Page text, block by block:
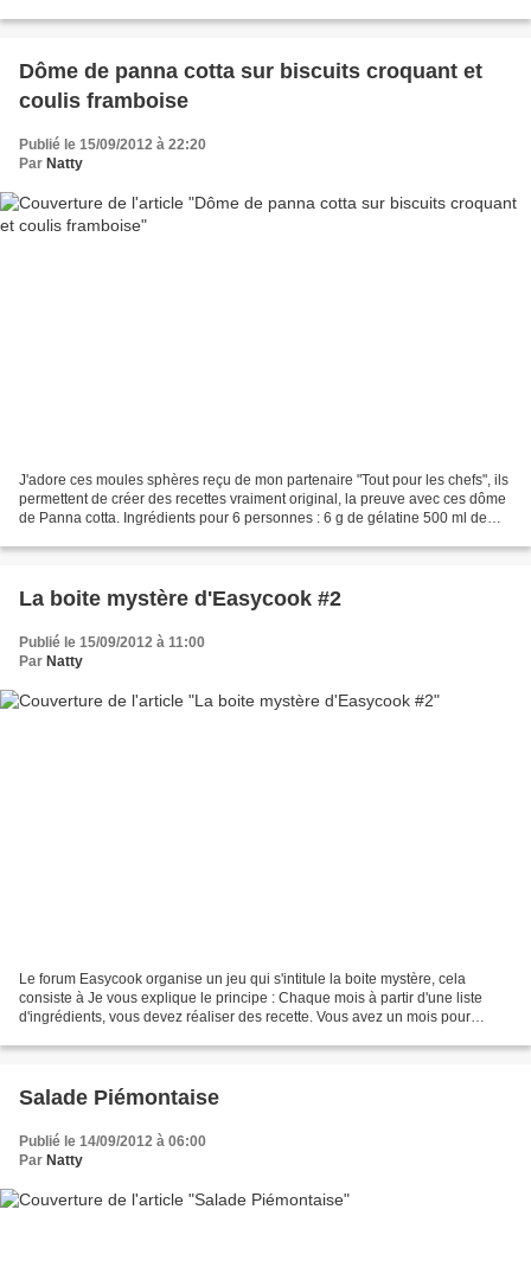
Dôme de panna cotta sur biscuits croquant et
coulis framboise
Publié le 15/09/2012 à 22:20
Par Natty
J'adore ces moules sphères reçu de mon partenaire "Tout pour les chefs", ils
permettent de créer des recettes vraiment original, la preuve avec ces dôme
de Panna cotta. Ingrédients pour 6 personnes : 6 g de gélatine 500 ml de
La boite mystère d'Easycook #2
Publié le 15/09/2012 à 11:00
Par Natty
Le forum Easycook organise un jeu qui s'intitule la boite mystère, cela
consiste à Je vous explique le principe : Chaque mois à partir d'une liste
d'ingrédients, vous devez réaliser des recette. Vous avez un mois pour
Salade Piémontaise
Publié le 14/09/2012 à 06:00
Par Natty